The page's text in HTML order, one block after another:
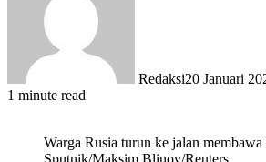
Redaksi20 Januari
1 minute read
Warga Rusia turun ke jalan membawa
Sputnik/Maksim Blinov/Reuters